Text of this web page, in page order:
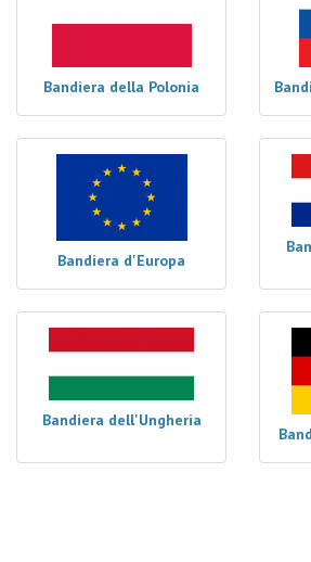
Bandiera della Polonia
Bandiera d'Europa
Bandiera dell'Ungheria